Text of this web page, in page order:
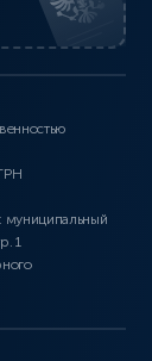
муниципальный
1